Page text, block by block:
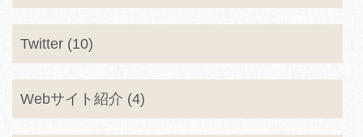
Twitter (10)
Webサイト紹介 (4)